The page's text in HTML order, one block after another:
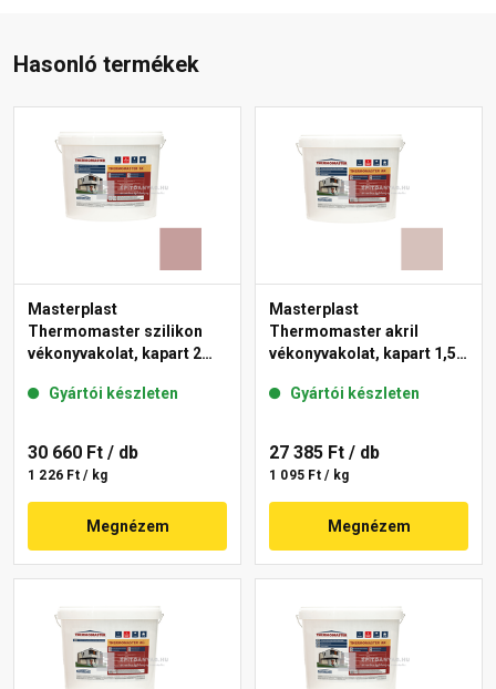
Hasonló termékek
Masterplast
Thermomaster szilikon
vékonyvakolat, kapart 2
Gyártói készleten
30 660 Ft / db
1 226 Ft / kg
Megnézem
Masterplast
Thermomaster akril
vékonyvakolat, kapart 1,5
Gyártói készleten
27 385 Ft / db
1 095 Ft / kg
Megnézem